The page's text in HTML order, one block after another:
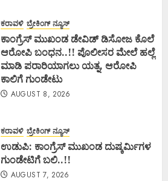
ಕರಾವಳಿ ಬ್ರೇಕಿಂಗ್ ನ್ಯೂಸ್
ಕಾಂಗ್ರೆಸ್ ಮುಖಂಡ ಡೇವಿಡ್ ಡಿಸೋಜ ಕೊಲೆ
ಆರೋಪಿ ಬಂಧನ..!! ಪೊಲೀಸರ ಮೇಲೆ ಹಲ್ಲೆ
ಮಾಡಿ ಪರಾರಿಯಾಗಲು ಯತ್ನ, ಆರೋಪಿ
ಕಾಲಿಗೆ ಗುಂಡೇಟು
AUGUST 8, 2026
ಕರಾವಳಿ ಬ್ರೇಕಿಂಗ್ ನ್ಯೂಸ್
ಉಡುಪಿ: ಕಾಂಗ್ರೆಸ್ ಮುಖಂಡ ದುಷ್ಕರ್ಮಿಗಳ
ಗುಂಡೇಟಿಗೆ ಬಲಿ..!!
AUGUST 7, 2026